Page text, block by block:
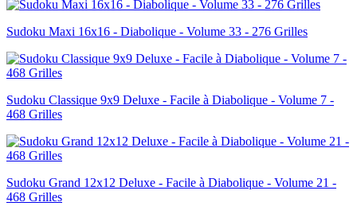
Sudoku Maxi 16x16 - Diabolique - Volume 33 - 276 Grilles
Sudoku Classique 9x9 Deluxe - Facile à Diabolique - Volume 7 -
468 Grilles
Sudoku Grand 12x12 Deluxe - Facile à Diabolique - Volume 21 -
468 Grilles